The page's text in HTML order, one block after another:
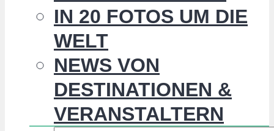
IN 20 FOTOS UM DIE
WELT
NEWS VON
DESTINATIONEN &
VERANSTALTERN